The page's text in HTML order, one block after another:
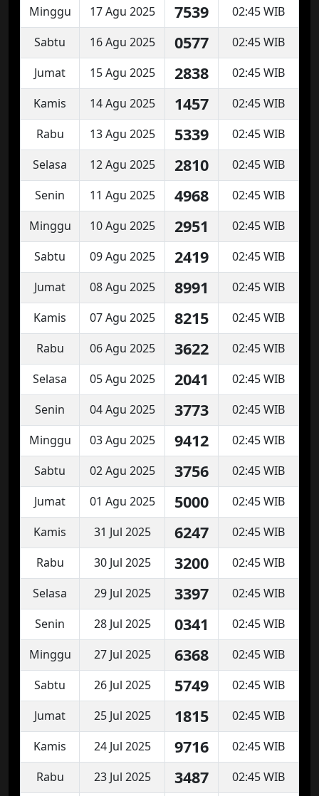
Minggu
17 Agu 2025 7539
02:45 WIB
Sabtu
16 Agu 2025 0577
02:45 WIB
Jumat
15 Agu 2025 2838
02:45 WIB
Kamis
14 Agu 2025 1457
02:45 WIB
Rabu
13 Agu 2025 5339
02:45 WIB
Selasa
12 Agu 2025 2810
02:45 WIB
Senin
11 Agu 2025 4968
02:45 WIB
Minggu
10 Agu 2025 2951
02:45 WIB
Sabtu
09 Agu 2025 2419
02:45 WIB
Jumat
08 Agu 2025 8991
02:45 WIB
Kamis
07 Agu 2025 8215
02:45 WIB
Rabu
06 Agu 2025 3622
02:45 WIB
Selasa
05 Agu 2025 2041
02:45 WIB
Senin
04 Agu 2025 3773
02:45 WIB
Minggu
03 Agu 2025 9412
02:45 WIB
Sabtu
02 Agu 2025 3756
02:45 WIB
Jumat
01 Agu 2025 5000
02:45 WIB
Kamis
31 Jul 2025 6247
02:45 WIB
Rabu
30 Jul 2025 3200
02:45 WIB
Selasa
29 Jul 2025 3397
02:45 WIB
Senin
28 Jul 2025 0341
02:45 WIB
Minggu
27 Jul 2025 6368
02:45 WIB
Sabtu
26 Jul 2025 5749
02:45 WIB
Jumat
25 Jul 2025 1815
02:45 WIB
Kamis
24 Jul 2025 9716
02:45 WIB
Rabu
23 Jul 2025 3487 02:45 WIB